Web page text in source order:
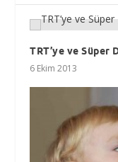
TRT’ye ve Süper
6 Ekim 2013